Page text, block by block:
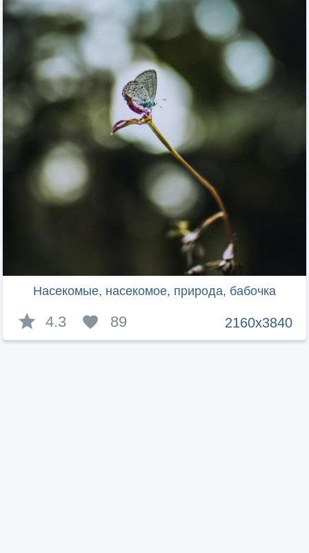
Насекомые, насекомое, природа, бабочка
2160x3840
4.3 89